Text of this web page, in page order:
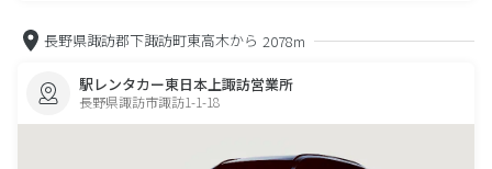
長野県諏訪郡下諏訪町東高木から 2078m
駅レンタカー東日本上諏訪営業所
長野県諏訪市諏訪1-1-18